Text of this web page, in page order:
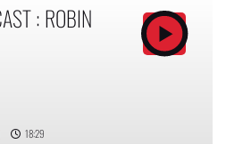
: ROBIN
18:29